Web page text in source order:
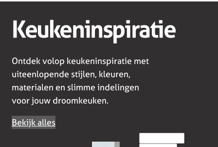
Keukeninspiratie
Ontdek volop keukeninspiratie met
uiteenlopende stijlen, kleuren,
materialen en slimme indelingen
voor jouw droomkeuken.
Bekijk alles